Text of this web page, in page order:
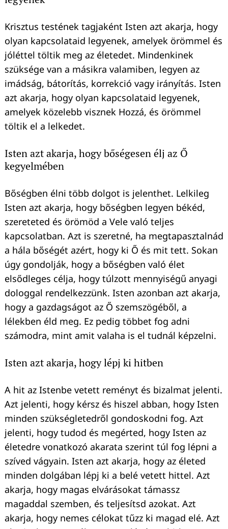
Krisztus testének tagjaként Isten azt akarja, hogy
olyan kapcsolataid legyenek, amelyek örömmel és
jóléttel töltik meg az életedet. Mindenkinek
szüksége van a másikra valamiben, legyen az
imádság, bátorítás, korrekció vagy irányítás. Isten
azt akarja, hogy olyan kapcsolataid legyenek,
amelyek közelebb visznek Hozzá, és örömmel
töltik el a lelkedet.
Isten azt akarja, hogy bőségesen élj az Ő
kegyelmében
Bőségben élni több dolgot is jelenthet. Lelkileg
Isten azt akarja, hogy bőségben legyen békéd,
szereteted és örömöd a Vele való teljes
kapcsolatban. Azt is szeretné, ha megtapasztalnád
a hála bőségét azért, hogy ki Ő és mit tett. Sokan
úgy gondolják, hogy a bőségben való élet
elsődleges célja, hogy túlzott mennyiségű anyagi
dologgal rendelkezzünk. Isten azonban azt akarja,
hogy a gazdagságot az Ő szemszögéből, a
lélekben éld meg. Ez pedig többet fog adni
számodra, mint amit valaha is el tudnál képzelni.
Isten azt akarja, hogy lépj ki hitben
A hit az Istenbe vetett reményt és bizalmat jelenti.
Azt jelenti, hogy kérsz és hiszel abban, hogy Isten
minden szükségletedről gondoskodni fog. Azt
jelenti, hogy tudod és megérted, hogy Isten az
életedre vonatkozó akarata szerint túl fog lépni a
szíved vágyain. Isten azt akarja, hogy az életed
minden dolgában lépj ki a belé vetett hittel. Azt
akarja, hogy magas elvárásokat támassz
magaddal szemben, és teljesítsd azokat. Azt
akarja, hogy nemes célokat tűzz ki magad elé. Azt